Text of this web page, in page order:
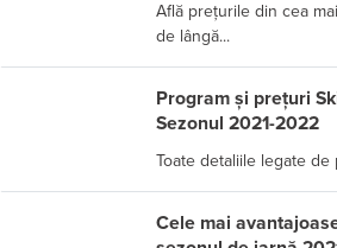
Află prețurile din cea
de lângă...
Program și prețuri
Sezonul 2021-2022
Toate detaliile legate
Cele mai